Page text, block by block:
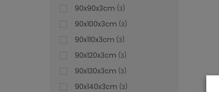
90x90x3cm 3
90x100x3cm 3
90x110x3cm 3
90x120x3cm 3
90x130x3cm 3
90x140x3cm 3